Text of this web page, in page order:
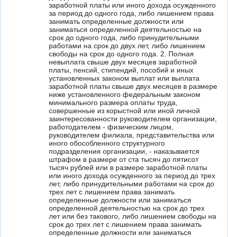
заработной платы или иного дохода осужденного
за период до одного года, либо лишением права
занимать определенные должности или
заниматься определенной деятельностью на
срок до одного года, либо принудительными
работами на срок до двух лет, либо лишением
свободы на срок до одного года. 2. Полная
невыплата свыше двух месяцев заработной
платы, пенсий, стипендий, пособий и иных
установленных законом выплат или выплата
заработной платы свыше двух месяцев в размере
ниже установленного федеральным законом
минимального размера оплаты труда,
совершенные из корыстной или иной личной
заинтересованности руководителем организации,
работодателем - физическим лицом,
руководителем филиала, представительства или
иного обособленного структурного
подразделения организации, - наказывается
штрафом в размере от ста тысяч до пятисот
тысяч рублей или в размере заработной платы
или иного дохода осужденного за период до трех
лет, либо принудительными работами на срок до
трех лет с лишением права занимать
определенные должности или заниматься
определенной деятельностью на срок до трех
лет или без такового, либо лишением свободы на
срок до трех лет с лишением права занимать
определенные должности или заниматься